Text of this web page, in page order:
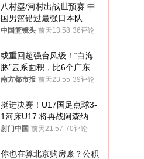
八村塁/河村出战世预赛 中
国男篮错过最强日本队
中国篮镜头 前天13:58 36评论
或重回超强台风级！“白海
豚”云系面积，比6个广东还
大！深圳官方：注意这件事
南方都市报 前天23:55 39评论
挺进决赛！U17国足点球3-
1河床U17 将再战阿森纳
射门中国 前天21:57 70评论
你也在算北京购房账？公积